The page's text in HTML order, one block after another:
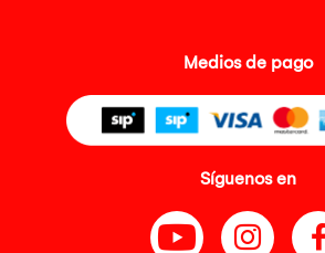
Medios de pago
Síguenos en